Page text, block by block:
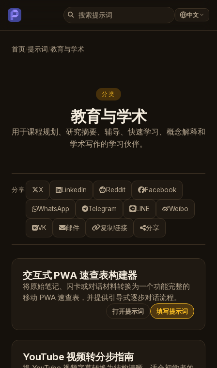
中文
首页/提示词/教育与学术
分类
教育与学术
用于课程规划、研究摘要、辅导、快速学习、概念解释和
学术写作的学习伙伴。
分享 X LinkedIn Reddit Facebook
WhatsApp Telegram LINE Weibo
VK 邮件 复制链接 分享
交互式 PWA 速查表构建器
将原始笔记、闪卡或对话材料转换为一个功能完整的
移动 PWA 速查表，并提供引导式逐步对话流程。
打开提示词 填写提示词
YouTube 视频转分步指南